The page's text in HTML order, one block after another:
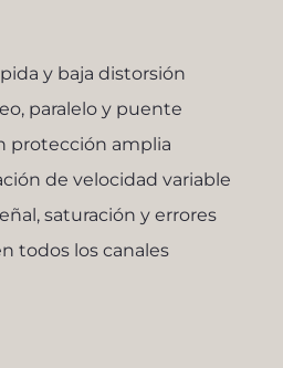
y baja distorsión
paralelo y puente
protección amplia
de velocidad variable
saturación y errores
todos los canales